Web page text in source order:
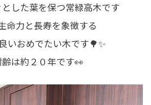
した葉を保つ常緑高木です
命力と長寿を象徴する
いおめでたい木です🌳✨
は約２０年です👀